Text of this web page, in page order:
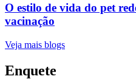
O estilo de vida do pet
vacinação
Veja mais blogs
Enquete